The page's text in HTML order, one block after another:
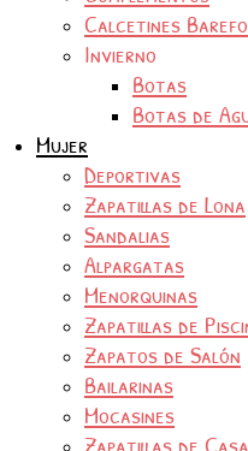
Calcetines
Invierno
Botas
Botas de
Mujer
Deportivas
Zapatillas de Lona
Sandalias
Alpargatas
Menorquinas
Zapatillas de
Zapatos de Salón
Bailarinas
Mocasines
Zapatillas de Casa